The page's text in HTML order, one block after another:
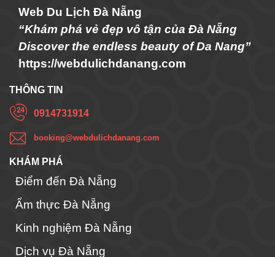
Web Du Lịch Đà Nẵng
“Khám phá vẻ đẹp vô tận của Đà Nẵng
Discover the endless beauty of Da Nang”
https://webdulichdanang.com
THÔNG TIN
0914731914
booking@webdulichdanang.com
KHÁM PHÁ
Điểm đến Đà Nẵng
Ẩm thực Đà Nẵng
Kinh nghiệm Đà Nẵng
Dịch vụ Đà Nẵng